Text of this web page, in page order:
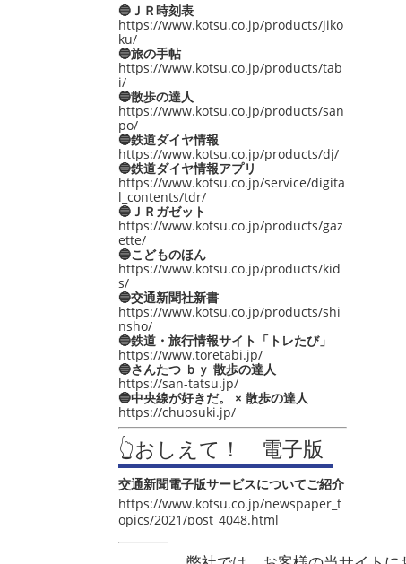
🔵ＪＲ時刻表
https://www.kotsu.co.jp/products/jiko
ku/
🔵旅の手帖
https://www.kotsu.co.jp/products/tab
i/
🔵散歩の達人
https://www.kotsu.co.jp/products/san
po/
🔵鉄道ダイヤ情報
https://www.kotsu.co.jp/products/dj/
🔵鉄道ダイヤ情報アプリ
https://www.kotsu.co.jp/service/digita
l_contents/tdr/
🔵ＪＲガゼット
https://www.kotsu.co.jp/products/gaz
ette/
🔵こどものほん
https://www.kotsu.co.jp/products/kid
s/
🔵交通新聞社新書
https://www.kotsu.co.jp/products/shi
nsho/
🔵鉄道・旅行情報サイト「トレたび」
https://www.toretabi.jp/
🔵さんたつ ｂｙ 散歩の達人
https://san-tatsu.jp/
🔵中央線が好きだ。 × 散歩の達人
https://chuosuki.jp/
👆おしえて！ 電子版
交通新聞電子版サービスについてご紹介
https://www.kotsu.co.jp/newspaper_t
opics/2021/post_4048.html